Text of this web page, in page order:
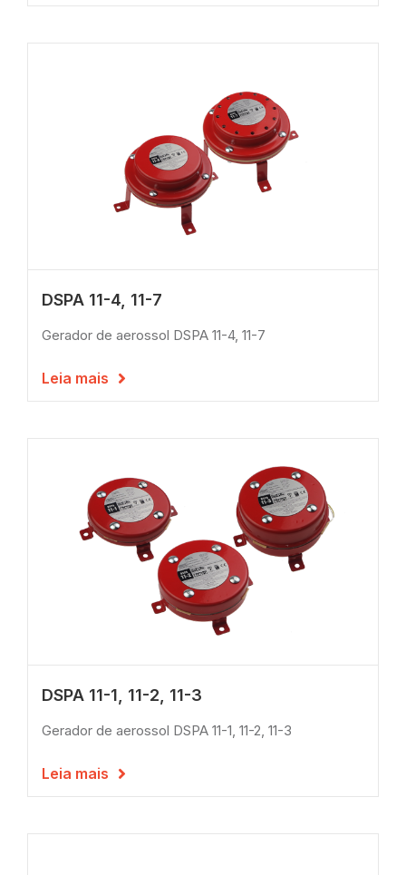
DSPA 11-4, 11-7
Gerador de aerossol DSPA 11-4, 11-7
Leia mais 
DSPA 11-1, 11-2, 11-3
Gerador de aerossol DSPA 11-1, 11-2, 11-3
Leia mais 